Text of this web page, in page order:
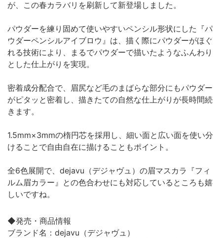
が、この春カラバリを刷新して新登場しました。
パウダーを練り固めて使いやすいペンシル形状にした『パ
ウダーペンシルアイブロウ』は、描く際にパウダーがほぐ
れる技術により、まるでパウダーで描いたようなふんわり
とした仕上がりを実現。
密着成分配合で、眉尻など毛のまばらな部分にもパウダー
がピタッと密着し、描きたての自然な仕上がりが長時間続
きます。
1.5mm×3mmの楕円芯を採用し、細い面と広い面を使い分
けることで自由自在に描けることもポイント。
全6色展開で、dejavu（デジャヴュ）の眉マスカラ『フィ
ルム眉カラー』との色合わせにも対応しているところも嬉
しいですね。
◆発売・商品情報
ブランド名：dejavu（デジャヴュ）